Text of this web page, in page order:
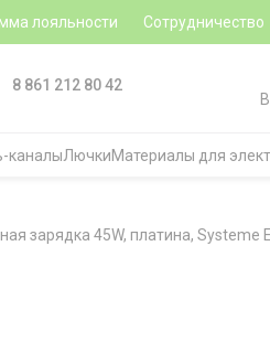
лояльности Сотрудничество
8 861 212 80 42
каналыЛючкиМатериалы для
зарядка 45W, платина, Systeme